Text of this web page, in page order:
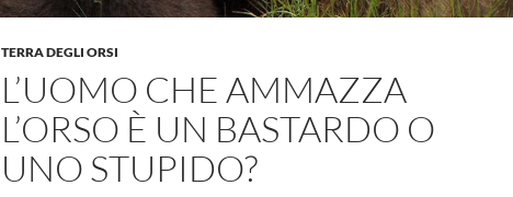
TERRA DEGLI ORSI
L’UOMO CHE AMMAZZA
L’ORSO È UN BASTARDO O
UNO STUPIDO?